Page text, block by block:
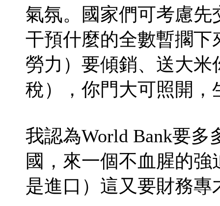
氣氛。國家們可考慮
干預什麼的全數暫擱
勞力）要傾銷、送大
稅），你門大可照開
我認為World Bank要
國，來一個不血腥的
是進口）這又要財務專